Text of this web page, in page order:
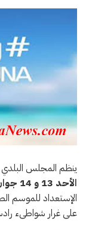
ينظم المجلس
الأحد 13 و 14 جوان
الإستعداد للموسم
على غرار شواطىء